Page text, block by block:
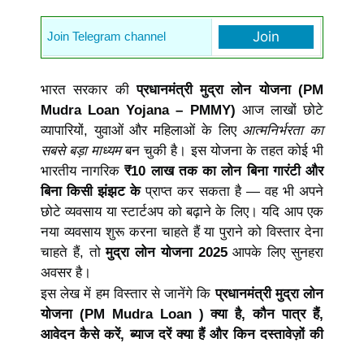
Join Telegram channel Join
भारत सरकार कीप्रधानमंत्री मुद्रा लोन योजना (PM
Mudra Loan Yojana – PMMY) आज लाखों छोटे
व्यापारियों, युवाओं और महिलाओं के लिए आत्मनिर्भरता का
सबसे बड़ा माध्यमबन चुकी है। इस योजना के तहत कोई भी
भारतीय नागरिक₹10 लाख तक का लोन बिना गारंटी और
बिना किसी झंझट केप्राप्त कर सकता है — वह भी अपने
छोटे व्यवसाय या स्टार्टअप को बढ़ाने के लिए। यदि आप एक
नया व्यवसाय शुरू करना चाहते हैं या पुराने को विस्तार देना
चाहते हैं, तोमुद्रा लोन योजना 2025आपके लिए सुनहरा
अवसर है।
इस लेख में हम विस्तार से जानेंगे किप्रधानमंत्री मुद्रा लोन
योजना (PM Mudra Loan ) क्या है, कौन पात्र हैं,
आवेदन कैसे करें, ब्याज दरें क्या हैं और किन दस्तावेज़ों की